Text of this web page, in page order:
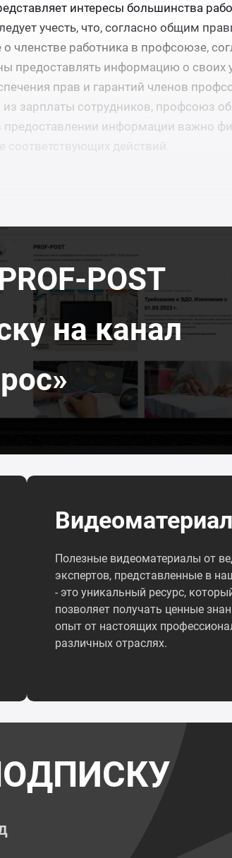
интересы большинства
учесть, что, согласно общим
членстве работника в профсоюзе,
предоставлять информацию о своих
прав и гарантий членов
зарплаты сотрудников, профсоюз
информации важно
действий.
POST
на канал
Полезные видеоматериалы от
экспертов, представленные в
- это уникальный ресурс,
позволяет получать ценные
опыт от настоящих
различных отраслях.